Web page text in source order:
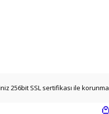
256bit SSL sertifikası ile